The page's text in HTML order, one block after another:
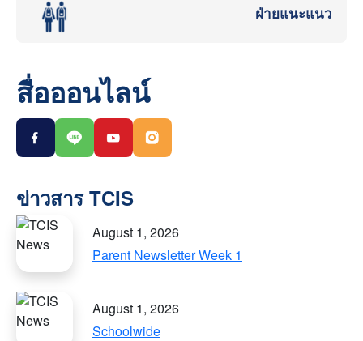
ฝ่ายแนะแนว
สื่อออนไลน์
August 1, 2026
Parent Newsletter Week 1
August 1, 2026
Schoolwide